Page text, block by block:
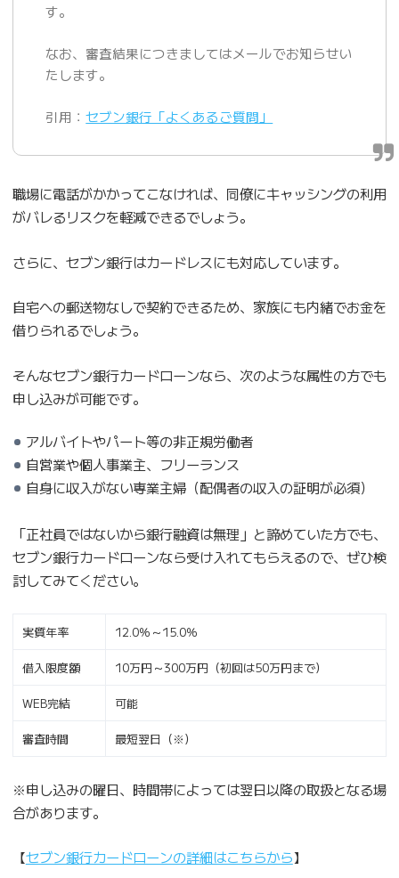
す。
なお、審査結果につきましてはメールでお知らせい
たします。
引用：セブン銀行「よくあるご質問」
職場に電話がかかってこなければ、同僚にキャッシングの利用
がバレるリスクを軽減できるでしょう。
さらに、セブン銀行はカードレスにも対応しています。
自宅への郵送物なしで契約できるため、家族にも内緒でお金を
借りられるでしょう。
そんなセブン銀行カードローンなら、次のような属性の方でも
申し込みが可能です。
アルバイトやパート等の非正規労働者
自営業や個人事業主、フリーランス
自身に収入がない専業主婦（配偶者の収入の証明が必須）
「正社員ではないから銀行融資は無理」と諦めていた方でも、
セブン銀行カードローンなら受け入れてもらえるので、ぜひ検
討してみてください。
実質年率 12.0％～15.0％
借入限度額 10万円～300万円（初回は50万円まで）
WEB完結 可能
審査時間 最短翌日（※）
※申し込みの曜日、時間帯によっては翌日以降の取扱となる場
合があります。
【セブン銀行カードローンの詳細はこちらから】